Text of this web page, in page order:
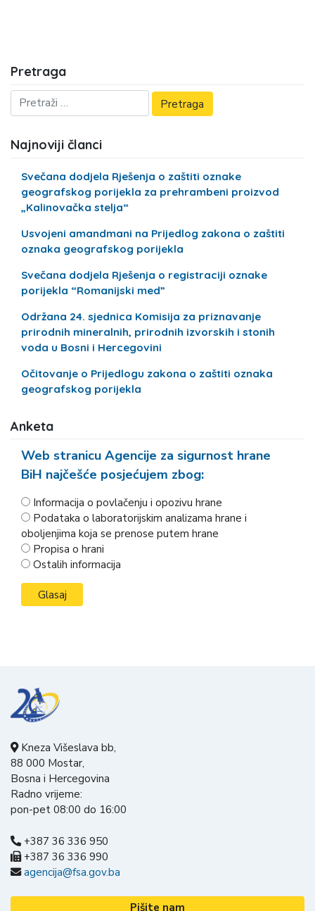
Pretraga
Najnoviji članci
Svečana dodjela Rješenja o zaštiti oznake
geografskog porijekla za prehrambeni proizvod
„Kalinovačka stelja“
Usvojeni amandmani na Prijedlog zakona o zaštiti
oznaka geografskog porijekla
Svečana dodjela Rješenja o registraciji oznake
porijekla “Romanijski med”
Održana 24. sjednica Komisija za priznavanje
prirodnih mineralnih, prirodnih izvorskih i stonih
voda u Bosni i Hercegovini
Očitovanje o Prijedlogu zakona o zaštiti oznaka
geografskog porijekla
Anketa
Web stranicu Agencije za sigurnost hrane
BiH najčešće posjećujem zbog:
Informacija o povlačenju i opozivu hrane
Podataka o laboratorijskim analizama hrane i
oboljenjima koja se prenose putem hrane
Propisa o hrani
Ostalih informacija
Kneza Višeslava bb,
88 000 Mostar,
Bosna i Hercegovina
Radno vrijeme:
pon-pet 08:00 do 16:00
+387 36 336 950
+387 36 336 990
agencija@fsa.gov.ba
Pišite nam